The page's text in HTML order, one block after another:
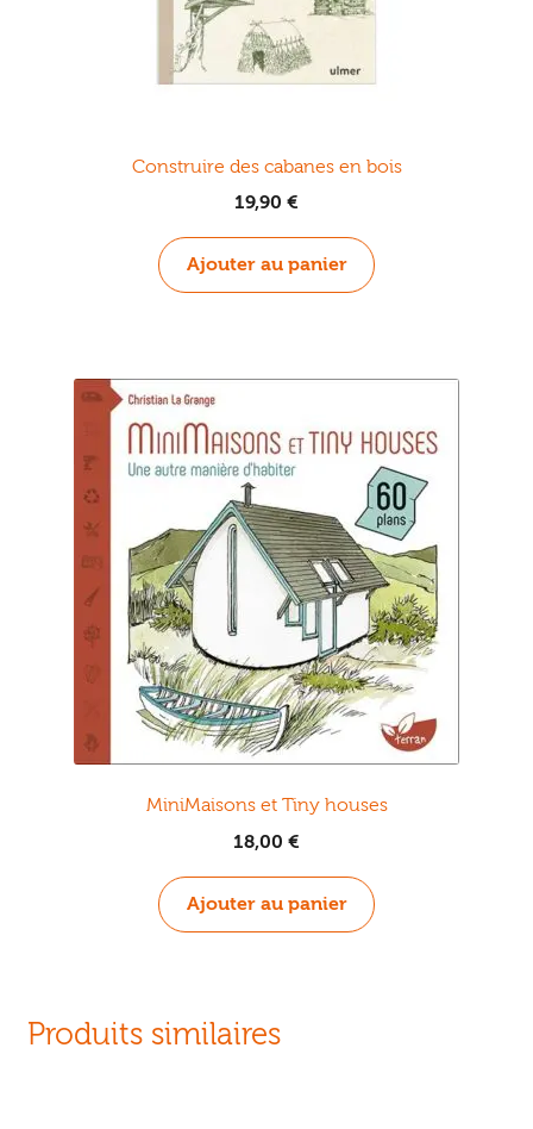
Construire des cabanes en bois
19,90 €
Ajouter au panier
MiniMaisons et Tiny houses
18,00 €
Ajouter au panier
Produits similaires